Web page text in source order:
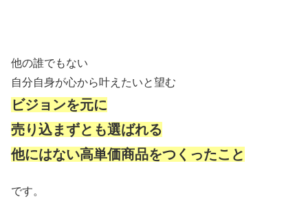
他の誰でもない
自分自身が心から叶えたいと望む
ビジョンを元に
売り込まずとも選ばれる
他にはない高単価商品をつくったこと
です。